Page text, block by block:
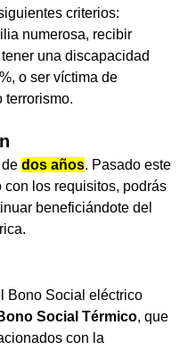
criterios:
numerosa, recibir
una discapacidad
o ser víctima de
terrorismo.
dos años. Pasado este
los requisitos, podrás
beneficiándote del
Bono Social eléctrico
Social Térmico, que
con la